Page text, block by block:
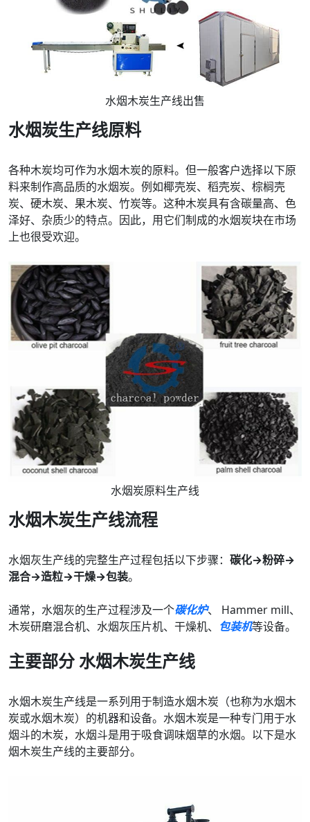
水烟木炭生产线出售
水烟炭生产线原料
各种木炭均可作为水烟木炭的原料。但一般客户选择以下原
料来制作高品质的水烟炭。例如椰壳炭、​​稻壳炭、棕榈壳
炭、硬木炭、果木炭、竹炭等。这种木炭具有含碳量高、色
泽好、杂质少的特点。因此，用它们制成的水烟炭块在市场
上也很受欢迎。
水烟炭原料生产线
水烟木炭生产线流程
水烟灰生产线的完整生产过程包括以下步骤： 碳化→粉碎→
混合→造粒→干燥→包装。
通常，水烟灰的生产过程涉及一个碳化炉、 Hammer mill、
木炭研磨混合机、水烟灰压片机、干燥机、 包装机等设备。
主要部分水烟木炭生产线
水烟木炭生产线是一系列用于制造水烟木炭（也称为水烟木
炭或水烟木炭）的机器和设备。水烟木炭是一种专门用于水
烟斗的木炭，水烟斗是用于吸食调味烟草的水烟。以下是水
烟木炭生产线的主要部分。